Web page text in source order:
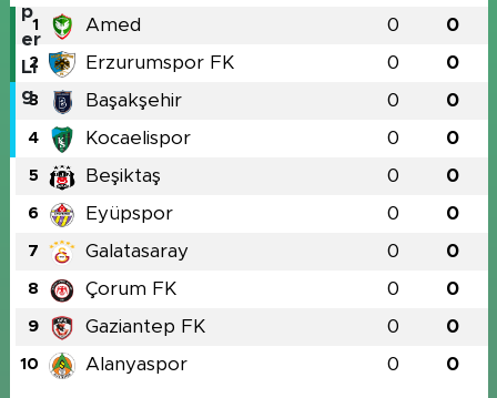
1 Amed 0 0
2 Erzurumspor FK 0 0
3 Başakşehir 0 0
4 Kocaelispor 0 0
5 Beşiktaş 0 0
6 Eyüpspor 0 0
7 Galatasaray 0 0
8 Çorum FK 0 0
9 Gaziantep FK 0 0
10 Alanyaspor 0 0